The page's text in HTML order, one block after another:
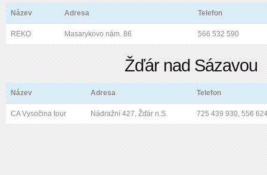
Název Adresa Telefon
REKO Masarykovo nám. 86 566 532 590
Žďár nad Sázavou
Název Adresa Telefon
CA Vysočina tour Nádražní 427, Žďár n.S. 725 439 930, 556